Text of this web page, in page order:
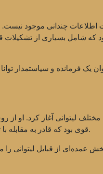
که شامل بسیاری از تشکیلات
فرمانده و سیاستمدار
مختلف لیتوانی آغاز کرد.
قوی بود که قادر به مقابله با تهدیدات خارجی، مانند دستور توتن و شاهزاده‌نشین‌هایی که به دنبال گسترش مرزهای خود بودند، باشد.